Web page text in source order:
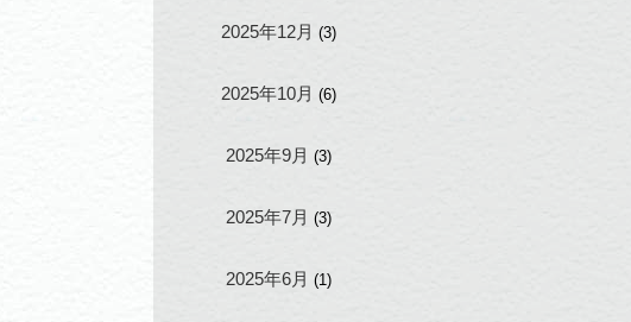
2025年12月 (3)
2025年10月 (6)
2025年9月 (3)
2025年7月 (3)
2025年6月 (1)